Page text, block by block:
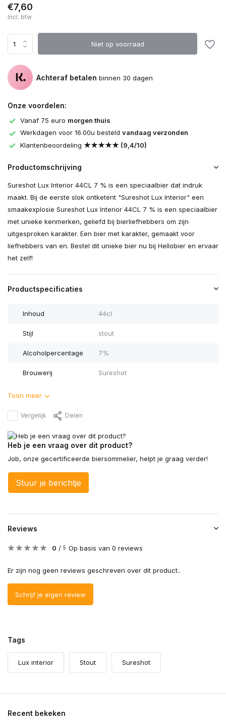
€7,60
Incl. btw
Niet op voorraad
Achteraf betalen binnen 30 dagen
Onze voordelen:
Vanaf 75 euro morgen thuis
Werkdagen voor 16.00u besteld vandaag verzonden
Klantenbeoordeling ★★★★★ (9,4/10)
Productomschrijving
Sureshot Lux Interior 44CL 7 % is een speciaalbier dat indruk
maakt. Bij de eerste slok ontketent "Sureshot Lux Interior" een
smaakexplosie Sureshot Lux Interior 44CL 7 % is een speciaalbier
met unieke kenmerken, geliefd bij bierliefhebbers om zijn
uitgesproken karakter. Een bier met karakter, gemaakt voor
liefhebbers van en. Bestel dit unieke bier nu bij Hellobier en ervaar
het zelf!
Productspecificaties
Inhoud 44cl
Stijl stout
Alcoholpercentage 7%
Brouwerij Sureshot
Toon meer
Vergelijk Delen
Heb je een vraag over dit product?
Job, onze gecertificeerde biersommelier, helpt je graag verder!
Stuur je berichtje
Reviews
0 / 5 Op basis van 0 reviews
Er zijn nog geen reviews geschreven over dit product..
Schrijf je eigen review
Tags
Lux interior Stout Sureshot
Recent bekeken